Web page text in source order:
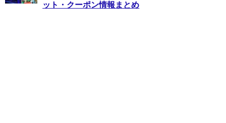
ット・クーポン情報まとめ